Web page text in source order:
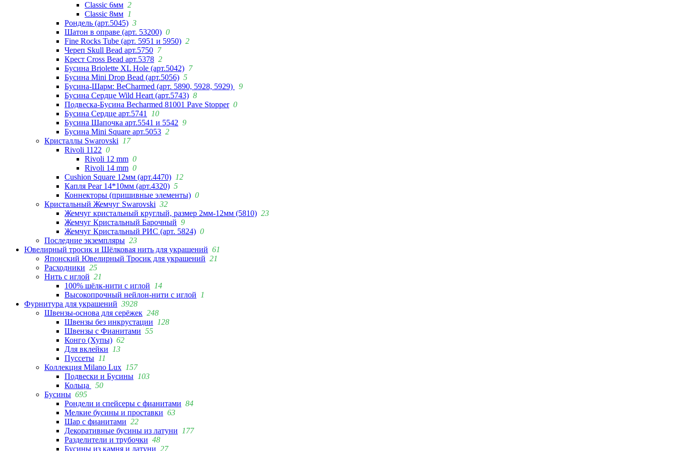
Classic 6мм 2
Classic 8мм 1
Рондель (арт.5045) 3
Шатон в оправе (арт. 53200) 0
Fine Rocks Tube (арт. 5951 и 5950) 2
Череп Skull Bead арт.5750 7
Крест Cross Bead арт.5378 2
Бусина Briolette XL Hole (арт.5042) 7
Бусина Mini Drop Bead (арт.5056) 5
Бусина-Шарм: BeCharmed (арт. 5890, 5928, 5929)
9
Бусина Сердце Wild Heart (арт.5743) 8
Подвеска-Бусина Becharmed 81001 Pave Stopper 0
Бусина Сердце арт.5741
10
Бусина Шапочка арт.5541 и 5542 9
Бусина Mini Square арт.5053 2
Кристаллы Swarovski
17
Rivoli 1122 0
Rivoli 12 mm 0
Rivoli 14 mm 0
Cushion Square 12мм (арт.4470) 12
Капля Pear 14*10мм (арт.4320) 5
Коннекторы (пришивные элементы) 0
Кристальный Жемчуг Swarovski 32
Жемчуг кристальный круглый, размер 2мм-12мм (5810) 23
Жемчуг Кристальный Барочный 9
Жемчуг Кристальный РИС (арт. 5824) 0
Последние экземпляры 23
Ювелирный тросик и Шёлковая нить для украшений 61
Японский Ювелирный Тросик для украшений 21
Расходники 25
Нить с иглой 21
100% шёлк-нити с иглой
14
Высокопрочный нейлон-нити с иглой
1
Фурнитура для украшений 3928
Швензы-основа для серёжек 248
Швензы без инкрустации
128
Швензы с Фианитами 55
Конго (Хупы) 62
Для вклейки
13
Пуссеты 11
Коллекция Milano Lux 157
Подвески и Бусины 103
Кольца
50
Бусины 695
Рондели и спейсеры с фианитами 84
Мелкие бусины и проставки 63
Шар с фианитами 22
Декоративные бусины из латуни
177
Разделители и трубочки 48
Бусины из камня и латуни 27